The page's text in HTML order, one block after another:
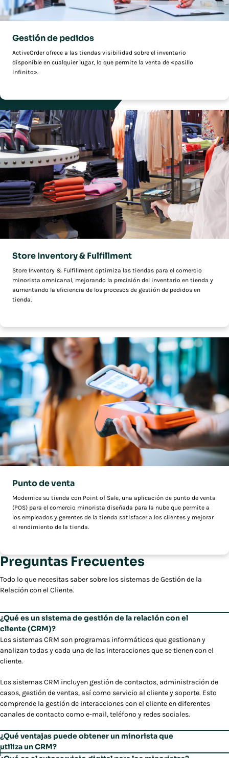
Gestión de pedidos
ActiveOrder ofrece a las tiendas visibilidad sobre el inventario
disponible en cualquier lugar, lo que permite la venta de «pasillo
infinito».
Store Inventory & Fulfillment
Store Inventory & Fulfillment optimiza las tiendas para el comercio
minorista omnicanal, mejorando la precisión del inventario en tienda y
aumentando la eficiencia de los procesos de gestión de pedidos en
tienda.
Punto de venta
Modernice su tienda con Point of Sale, una aplicación de punto de venta
(POS) para el comercio minorista diseñada para la nube que permite a
los empleados y gerentes de la tienda satisfacer a los clientes y mejorar
el rendimiento de la tienda.
Preguntas Frecuentes
Todo lo que necesitas saber sobre los sistemas de Gestión de la
Relación con el Cliente.
¿Qué es un sistema de gestión de la relación con el
cliente (CRM)?
Los sistemas CRM son programas informáticos que gestionan y
analizan todas y cada una de las interacciones que se tienen con el
cliente.
Los sistemas CRM incluyen gestión de contactos, administración de
casos, gestión de ventas, así como servicio al cliente y soporte. Esto
comprende la gestión de interacciones con el cliente en diferentes
canales de contacto como e-mail, teléfono y redes sociales.
¿Qué ventajas puede obtener un minorista que
utiliza un CRM?